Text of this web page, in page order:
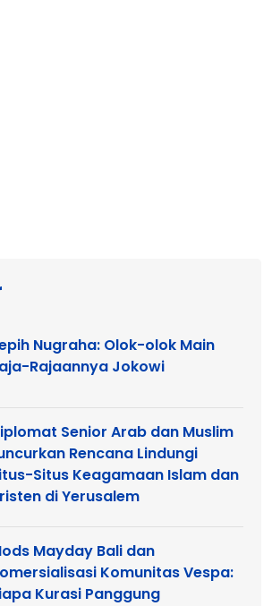
Nugraha: Olok-olok Main
Rajaannya Jokowi
Senior Arab dan Muslim
Rencana Lindungi
Situs Keagamaan Islam dan
di Yerusalem
Mayday Bali dan
Komunitas Vespa:
Kurasi Panggung